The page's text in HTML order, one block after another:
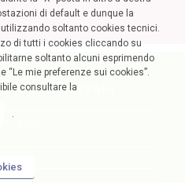
Riservata
di default e dunque la
soltanto cookies tecnici.
di tutti i cookies cliccando su
soltanto alcuni esprimendo
“Le mie preferenze sui cookies”.
consultare la
.